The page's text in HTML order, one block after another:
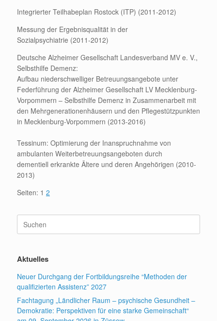
Integrierter Teilhabeplan Rostock (ITP) (2011-2012)
Messung der Ergebnisqualität in der
Sozialpsychiatrie (2011-2012)
Deutsche Alzheimer Gesellschaft Landesverband MV e. V.,
Selbsthilfe Demenz:
Aufbau niederschwelliger Betreuungsangebote unter
Federführung der Alzheimer Gesellschaft LV Mecklenburg-
Vorpommern – Selbsthilfe Demenz in Zusammenarbeit mit
den Mehrgenerationenhäusern und den Pflegestützpunkten
in Mecklenburg-Vorpommern (2013-2016)
Tessinum: Optimierung der Inanspruchnahme von
ambulanten Weiterbetreuungsangeboten durch
dementiell erkrankte Ältere und deren Angehörigen (2010-
2013)
Seiten: 1 2
nach:
Aktuelles
Neuer Durchgang der Fortbildungsreihe “Methoden der
qualifizierten Assistenz” 2027
Fachtagung „Ländlicher Raum – psychische Gesundheit –
Demokratie: Perspektiven für eine starke Gemeinschaft“